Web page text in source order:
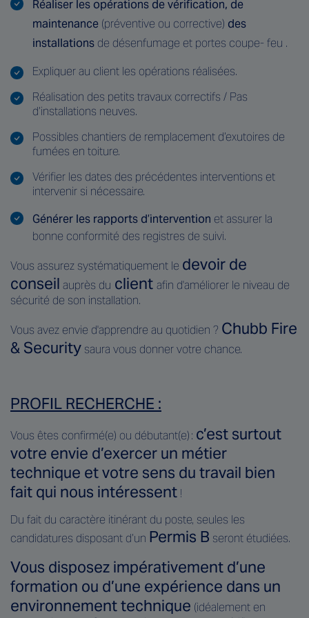
Réaliser les opérations de vérification, de
maintenance (préventive ou corrective) des
installations de désenfumage et portes coupe- feu .
Expliquer au client les opérations réalisées.
Réalisation des petits travaux correctifs / Pas
d’installations neuves.
Possibles chantiers de remplacement d’exutoires de
fumées en toiture.
Vérifier les dates des précédentes interventions et
intervenir si nécessaire.
Générer les rapports d’intervention et assurer la
bonne conformité des registres de suivi.
Vous assurez systématiquement le devoir de
conseil auprès du client afin d'améliorer le niveau de
sécurité de son installation.
Vous avez envie d'apprendre au quotidien ? Chubb Fire
& Security saura vous donner votre chance.
PROFIL RECHERCHE :
Vous êtes confirmé(e) ou débutant(e) : c’est surtout
votre envie d’exercer un métier
technique et votre sens du travail bien
fait qui nous intéressent !
Du fait du caractère itinérant du poste, seules les
candidatures disposant d’un Permis B seront étudiées.
Vous disposez impérativement d’une
formation ou d’une expérience dans un
environnement technique (idéalement en